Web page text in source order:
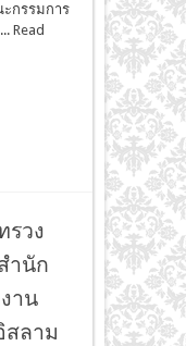
กรรมการ
Read
รวง
ำนัก
าน
สลาม